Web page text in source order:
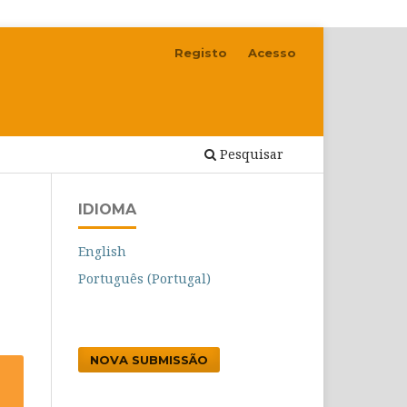
Pesquisar
Registo Acesso
IDIOMA
English
Português (Portugal)
NOVA SUBMISSÃO